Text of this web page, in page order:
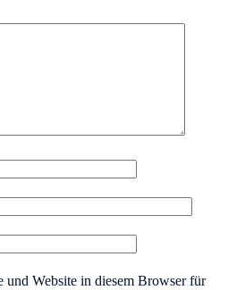
und Website in diesem Browser für